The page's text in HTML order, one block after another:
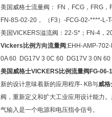
美国威格士流量阀： FN，FCG，FRG
FN-8S-02-20， （F3）-FCG-02-****-L-
美国VICKERS溢流阀：22-S*；FN-4，
Vickers比例方向流量阀 ;EHH-AMP-
0A 60 DG17V 3 0C 60 DG17V 3 0N
美国威格士VICKERS比例流量阀FG-06-
新的设计意味着新的应用程序- KB与威格
阀，重新定义和扩大工业应用设计能力
气输入是一个电源和电压指令信号。